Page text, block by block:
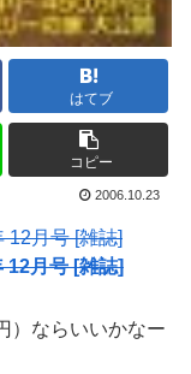
はてブ
コピー
2006.10.23
12月号 [雑誌]
）ならいいかなー